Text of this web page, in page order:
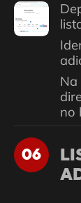
Na
no
06